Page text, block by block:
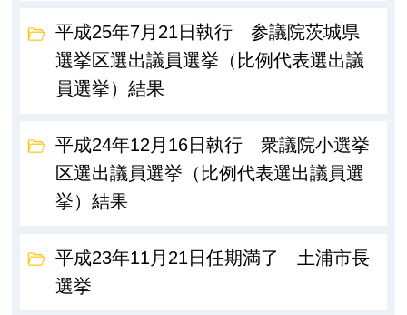
平成25年7月21日執行 参議院茨城県
選挙区選出議員選挙（比例代表選出議
員選挙）結果
平成24年12月16日執行 衆議院小選挙
区選出議員選挙（比例代表選出議員選
挙）結果
平成23年11月21日任期満了 土浦市長
選挙